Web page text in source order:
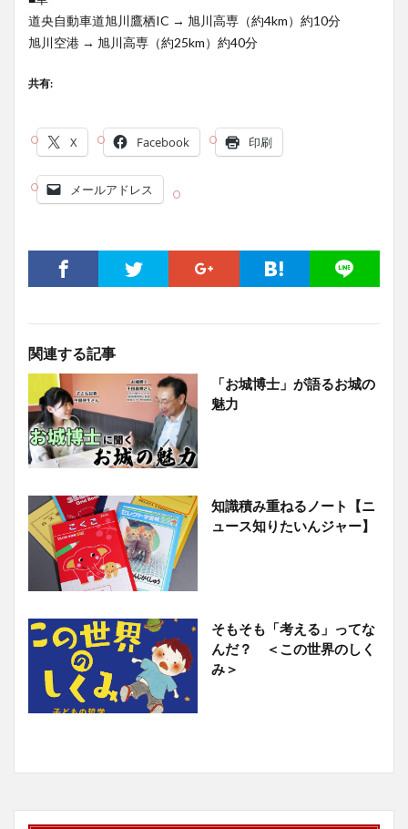
道央自動車道旭川鷹栖IC → 旭川高専（約4km）約10分
旭川空港 → 旭川高専（約25km）約40分
共有:
X Facebook 印刷
メールアドレス
関連する記事
「お城博士」が語るお城の
魅力
知識積み重ねるノート【ニ
ュース知りたいんジャー】
そもそも「考える」ってな
んだ？ ＜この世界のしく
み＞